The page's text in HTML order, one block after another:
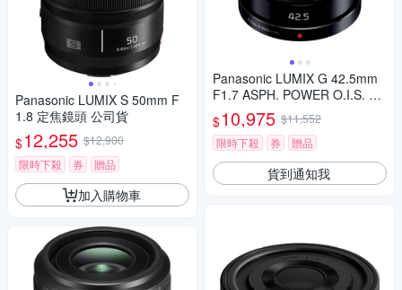
Panasonic LUMIX S 50mm F
1.8 定焦鏡頭 公司貨
$12,255 $12,900
限時下殺
券 贈品
加入購物車
Panasonic LUMIX G 42.5mm
F1.7 ASPH. POWER O.I.S. 大
光圈 定焦鏡頭 公司貨
$10,975 $11,552
限時下殺
券 贈品
貨到通知我